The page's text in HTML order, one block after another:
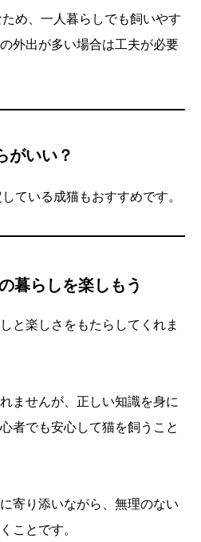
め、一人暮らしでも飼いやす
外出が多い場合は工夫が必要
がいい？
ている成猫もおすすめです。
暮らしを楽しもう
と楽しさをもたらしてくれま
ませんが、正しい知識を身に
者でも安心して猫を飼うこと
寄り添いながら、無理のない
ことです。